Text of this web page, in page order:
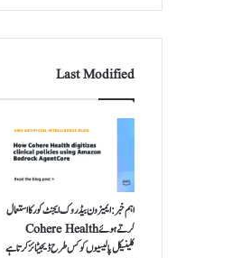
Last Modified
اہم خبر: ایمیزون بیڈروک ایجنٹ کور کا استعمال
کرتے ہوئے Cohere Health
کلینیکل پالیسیوں کو کس طرح ڈیجیٹائز کرتا ہے